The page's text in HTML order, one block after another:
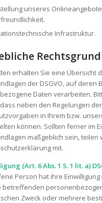
unseres
Infrastruktur.
erhalten Sie eine Übersicht
der DSGVO, auf deren
Daten verarbeiten.
neben den Regelungen
in Ihrem bzw.
können. Sollten ferner im
maßgeblich sein, teilen
mit.
(Art. 6 Abs. 1 S. 1 lit. a)
Person hat ihre
betreffenden
Zweck oder mehrere